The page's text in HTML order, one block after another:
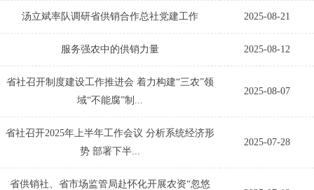
汤立斌率队调研省供销合作总社党建工作 2025-08-21
服务强农中的供销力量 2025-08-12
省社召开制度建设工作推进会 着力构建“三农”领
域“不能腐”制...
2025-08-07
省社召开2025年上半年工作会议 分析系统经济形
势 部署下半...
2025-07-28
省供销社、省市场监管局赴怀化开展农资“忽悠